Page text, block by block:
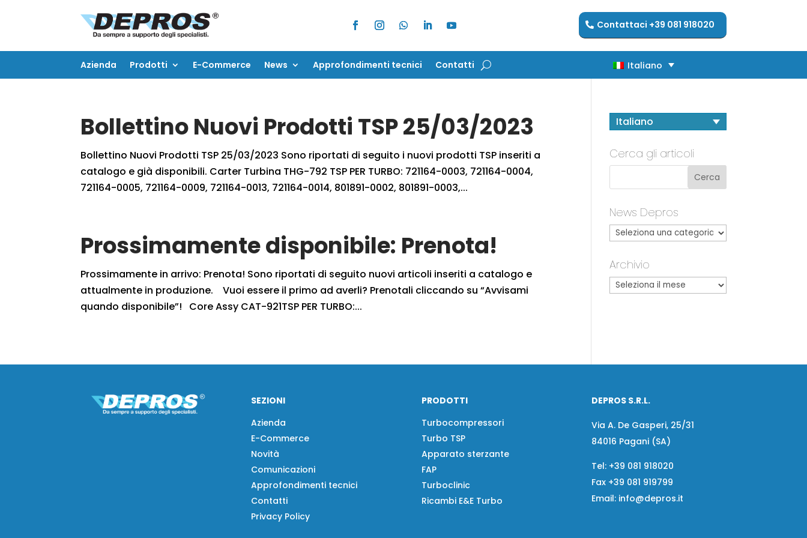
Contattaci +39 081 918020
Azienda Prodotti E-Commerce News Approfondimenti tecnici Contatti Italiano
Azienda Prodotti E-Commerce News Approfondimenti tecnici Contatti Italiano
Bollettino Nuovi Prodotti TSP 25/03/2023
Bollettino Nuovi Prodotti TSP 25/03/2023 Sono riportati di seguito i nuovi prodotti TSP inseriti a
catalogo e già disponibili. Carter Turbina THG-792 TSP PER TURBO: 721164-0003, 721164-0004,
721164-0005, 721164-0009, 721164-0013, 721164-0014, 801891-0002, 801891-0003,...
Prossimamente disponibile: Prenota!
Prossimamente in arrivo: Prenota! Sono riportati di seguito nuovi articoli inseriti a catalogo e
attualmente in produzione. Vuoi essere il primo ad averli? Prenotali cliccando su “Avvisami
quando disponibile”! Core Assy CAT-921TSP PER TURBO:...
Italiano
Cerca gli articoli
News Depros
Archivio
SEZIONI
Azienda
E-Commerce
Novità
Comunicazioni
Approfondimenti tecnici
Contatti
Privacy Policy
PRODOTTI
Turbocompressori
Turbo TSP
Apparato sterzante
FAP
Turboclinic
Ricambi E&E Turbo
DEPROS S.R.L.
Via A. De Gasperi, 25/31
84016 Pagani (SA)
Tel: +39 081 918020
Fax +39 081 919799
Email: info@depros.it